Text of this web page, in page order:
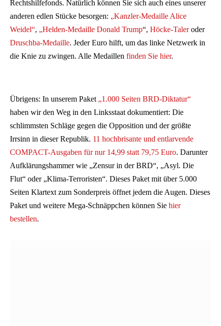
Rechtshilfefonds. Natürlich können Sie sich auch eines unserer
anderen edlen Stücke besorgen: „Kanzler-Medaille Alice
Weidel“, „Helden-Medaille Donald Trump“, Höcke-Taleroder
Druschba-Medaille. Jeder Euro hilft, um das linke Netzwerk in
die Knie zu zwingen. Alle Medaillen finden Sie hier.
Übrigens: In unserem Paket „1.000 Seiten BRD-Diktatur“
haben wir den Weg in den Linksstaat dokumentiert: Die
schlimmsten Schläge gegen die Opposition und der größte
Irrsinn in dieser Republik. 11 hochbrisante und entlarvende
COMPACT-Ausgaben für nur 14,99 statt 79,75 Euro. Darunter
Aufklärungshammer wie „Zensur in der BRD“, „Asyl. Die
Flut“ oder „Klima-Terroristen“. Dieses Paket mit über 5.000
Seiten Klartext zum Sonderpreis öffnet jedem die Augen. Dieses
Paket und weitere Mega-Schnäppchen können Sie hier
bestellen.